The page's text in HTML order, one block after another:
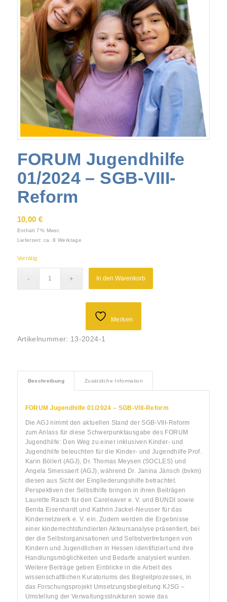
FORUM Jugendhilfe
01/2024 – SGB-VIII-
Reform
10,00 €
Enthält 7% Mwst.
Lieferzeit: ca. 8 Werktage
Vorrätig
In den Warenkorb
Merken
Artikelnummer: 13-2024-1
Beschreibung Zusätzliche Information
FORUM Jugendhilfe 01/2024 – SGB-VIII-Reform
Die AGJ nimmt den aktuellen Stand der SGB-VIII-Reform
zum Anlass für diese Schwerpunktausgabe des FORUM
Jugendhilfe: Den Weg zu einer inklusiven Kinder- und
Jugendhilfe beleuchten für die Kinder- und Jugendhilfe Prof.
Karin Böllert (AGJ), Dr. Thomas Meysen (SOCLES) und
Angela Smessaert (AGJ), während Dr. Janina Jänsch (bvkm)
diesen aus Sicht der Eingliederungshilfe betrachtet.
Perspektiven der Selbsthilfe bringen in ihren Beiträgen
Laurette Rasch für den Careleaver e. V. und BUNDI sowie
Benita Eisenhardt und Kathrin Jackel-Neusser für das
Kindernetzwerk e. V. ein. Zudem werden die Ergebnisse
einer kinderrechtsfundierten Akteursanalyse präsentiert, bei
der die Selbstorganisationen und Selbstvertretungen von
Kindern und Jugendlichen in Hessen identifiziert und ihre
Handlungsmöglichkeiten und Bedarfe analysiert wurden.
Weitere Beiträge geben Einblicke in die Arbeit des
wissenschaftlichen Kuratoriums des Begleitprozesses, in
das Forschungsprojekt Umsetzungsbegleitung KJSG –
Umstellung der Verwaltungsstrukturen sowie das